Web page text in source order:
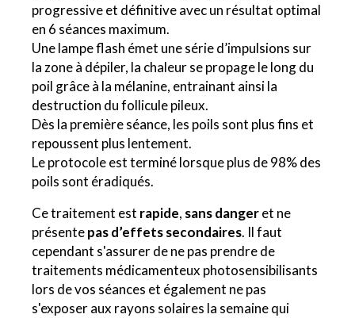
progressive et définitive avec un résultat optimal
en 6 séances maximum.
Une lampe flash émet une série d’impulsions sur
la zone à dépiler, la chaleur se propage le long du
poil grâce à la mélanine, entrainant ainsi la
destruction du follicule pileux.
Dès la première séance, les poils sont plus fins et
repoussent plus lentement.
Le protocole est terminé lorsque plus de 98% des
poils sont éradiqués.
Ce traitement est rapide, sans dangeret ne
présentepas d’effets secondaires. Il faut
cependant s'assurer de ne pas prendre de
traitements médicamenteux photosensibilisants
lors de vos séances et également ne pas
s'exposer aux rayons solaires la semaine qui